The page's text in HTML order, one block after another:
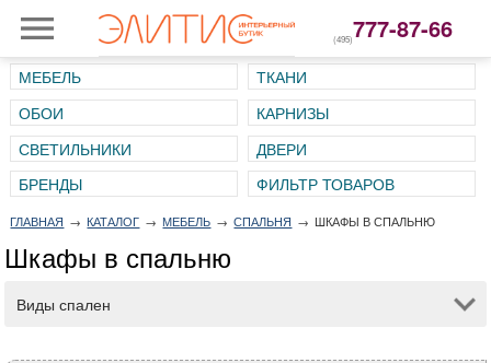
(495)777-87-66
МЕБЕЛЬ
ТКАНИ
ОБОИ
КАРНИЗЫ
СВЕТИЛЬНИКИ
ДВЕРИ
ГЛАВНАЯ → КАТАЛОГ → МЕБЕЛЬ → СПАЛЬНЯ → ШКАФЫ В СПАЛЬНЮ
Шкафы в спальню
Виды спален